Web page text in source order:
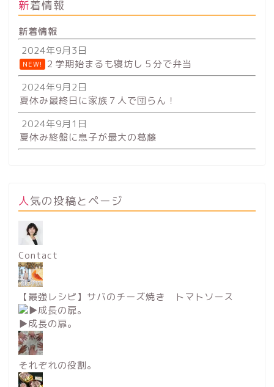
新着情報
新着情報
2024年9月3日
NEW!
２学期始まるも寝坊し５分で弁当
2024年9月2日
夏休み最終日に家族７人で団らん！
2024年9月1日
夏休み終盤に息子が最大の葛藤
人気の投稿とページ
Contact
【最強レシピ】サバのチーズ焼き トマトソース
▶︎成長の扉。
それぞれの役割。